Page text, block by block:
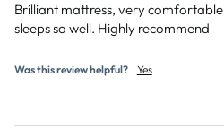
Brilliant mattress, very
sleeps so well. Highly recommend
Was this review helpful? Yes